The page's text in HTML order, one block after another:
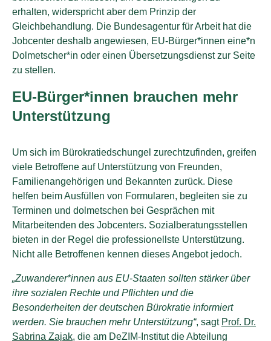
erhalten, widerspricht aber dem Prinzip der
Gleichbehandlung. Die Bundesagentur für Arbeit hat die
Jobcenter deshalb angewiesen, EU-Bürger*innen eine*n
Dolmetscher*in oder einen Übersetzungsdienst zur Seite
zu stellen.
EU-Bürger*innen brauchen mehr
Unterstützung
Um sich im Bürokratiedschungel zurechtzufinden, greifen
viele Betroffene auf Unterstützung von Freunden,
Familienangehörigen und Bekannten zurück. Diese
helfen beim Ausfüllen von Formularen, begleiten sie zu
Terminen und dolmetschen bei Gesprächen mit
Mitarbeitenden des Jobcenters. Sozialberatungsstellen
bieten in der Regel die professionellste Unterstützung.
Nicht alle Betroffenen kennen dieses Angebot jedoch.
„Zuwanderer*innen aus EU-Staaten sollten stärker über
ihre sozialen Rechte und Pflichten und die
Besonderheiten der deutschen Bürokratie informiert
werden. Sie brauchen mehr Unterstützung“, sagt Prof. Dr.
Sabrina Zajak, die am DeZIM-Institut die Abteilung